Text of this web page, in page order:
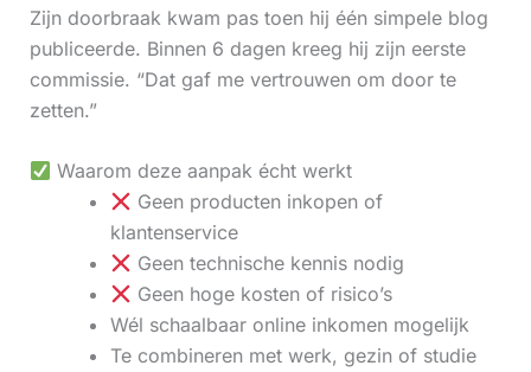
Zijn doorbraak kwam pas toen hij één simpele blog
publiceerde. Binnen 6 dagen kreeg hij zijn eerste
commissie. “Dat gaf me vertrouwen om door te
zetten.”
Waarom deze aanpak écht werkt
Geen producten inkopen of
klantenservice
Geen technische kennis nodig
Geen hoge kosten of risico’s
Wél schaalbaar online inkomen mogelijk
Te combineren met werk, gezin of studie